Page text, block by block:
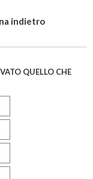
indietro
QUELLO CHE